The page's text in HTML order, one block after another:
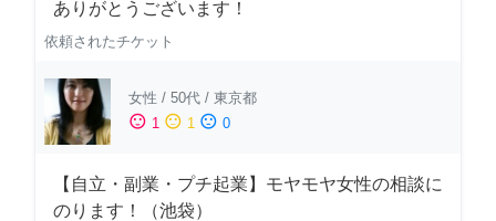
ありがとうございます！
依頼されたチケット
女性 / 50代 / 東京都
sentiment_satisfied 1 sentiment_neutral 1 sentiment_dissatisfied 0
【自立・副業・プチ起業】モヤモヤ女性の相談に
のります！（池袋）